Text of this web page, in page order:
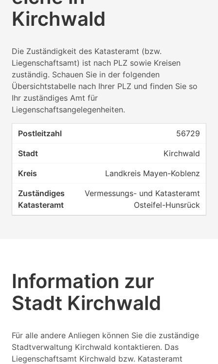
Kirchwald
Die Zuständigkeit des Katasteramt (bzw.
Liegenschaftsamt) ist nach PLZ sowie Kreisen
zuständig. Schauen Sie in der folgenden
Übersichtstabelle nach Ihrer PLZ und finden Sie so
Ihr zuständiges Amt für
Liegenschaftsangelegenheiten.
56729
Kirchwald
Landkreis Mayen-Koblenz
Vermessungs- und Katasteramt
Osteifel-Hunsrück
Information zur
Stadt Kirchwald
Für alle andere Anliegen können Sie die zuständige
Stadtverwaltung Kirchwald kontaktieren. Das
Liegenschaftsamt Kirchwald bzw. Katasteramt